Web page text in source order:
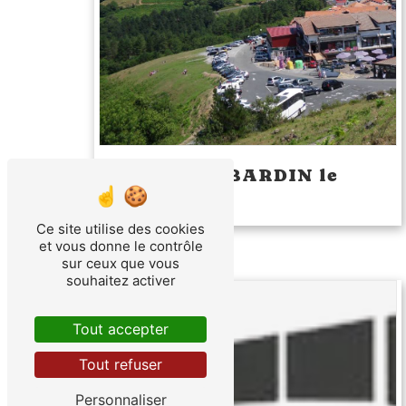
Journée à IBARDIN le
05/09/2026
Ce site utilise des cookies
et vous donne le contrôle
sur ceux que vous
souhaitez activer
Tout accepter
Tout refuser
Personnaliser